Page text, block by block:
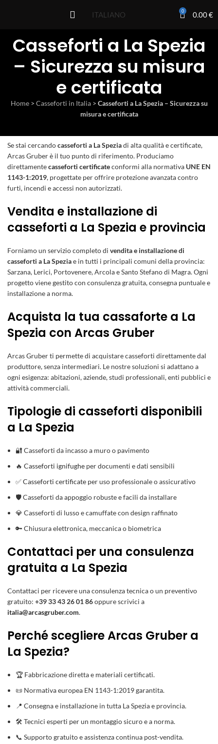
ITALIANO 0 0.00€
Casseforti a La Spezia
– Sicurezza su misura
e certificata
Home> Casseforti in Italia> Casseforti a La Spezia – Sicurezza su
misura e certificata
Se stai cercandocasseforti a La Speziadi alta qualità e certificate,
Arcas Gruber è il tuo punto di riferimento. Produciamo
direttamentecasseforti certificateconformi alla normativa UNE EN
1143-1:2019, progettate per offrire protezione avanzata contro
furti, incendi e accessi non autorizzati.
Vendita e installazione di
casseforti a La Spezia e provincia
Forniamo un servizio completo di vendita e installazione di
casseforti a La Speziae in tutti i principali comuni della provincia:
Sarzana, Lerici, Portovenere, Arcola e Santo Stefano di Magra. Ogni
progetto viene gestito con consulenza gratuita, consegna puntuale e
installazione a norma.
Acquista la tua cassaforte a La
Spezia con Arcas Gruber
Arcas Gruber ti permette di acquistare casseforti direttamente dal
produttore, senza intermediari. Le nostre soluzioni si adattano a
ogni esigenza: abitazioni, aziende, studi professionali, enti pubblici e
attività commerciali.
Tipologie di casseforti disponibili
a La Spezia
🔐 Casseforti da incasso a muro o pavimento
🔥 Casseforti ignifughe per documenti e dati sensibili
✅Casseforti certificate per uso professionale o assicurativo
🛡️ Casseforti da appoggio robuste e facili da installare
💎 Casseforti di lusso e camuffate con design raffinato
🔑 Chiusura elettronica, meccanica o biometrica
Contattaci per una consulenza
gratuita a La Spezia
Contattaci per ricevere una consulenza tecnica o un preventivo
gratuito: +39 33 43 26 01 86oppure scrivici a
italia@arcasgruber.com.
Perché scegliere Arcas Gruber a
La Spezia?
🏆 Fabbricazione diretta e materiali certificati.
📜 Normativa europea EN 1143-1:2019 garantita.
📍 Consegna e installazione in tutta La Spezia e provincia.
🛠️ Tecnici esperti per un montaggio sicuro e a norma.
📞 Supporto gratuito e assistenza continua post-vendita.